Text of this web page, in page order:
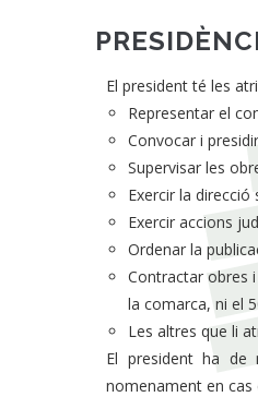
El president té les
Representar el
Convocar i
Supervisar les
Exercir la direcció
Exercir accions
Ordenar la
Contractar obres
la comarca, ni el
Les altres que li
El president ha de
nomenament en cas